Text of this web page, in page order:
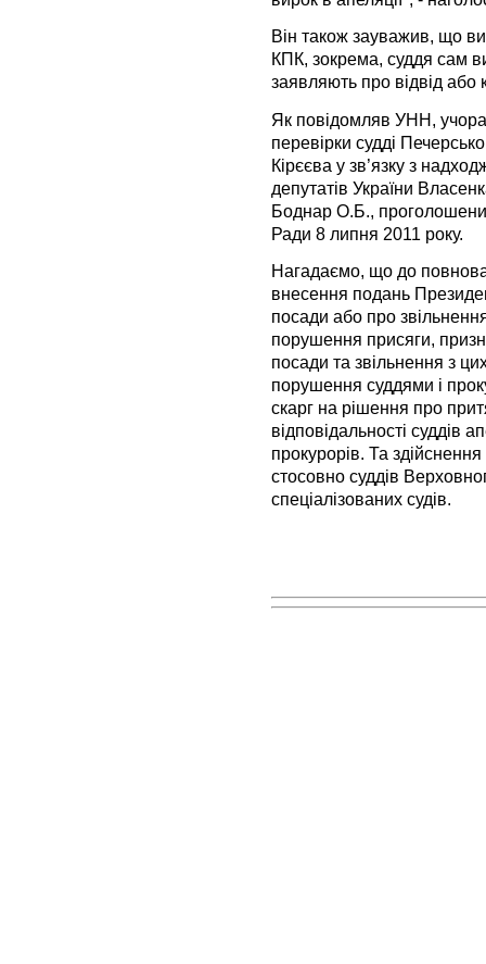
Він також зауважив, що
КПК, зокрема, суддя сам
заявляють про відвід або
Як повідомляв УНН,
перевірки судді
Кірєєва у зв’язку з
депутатів України
Боднар О.Б.,
Ради 8 липня 2011 року.
Нагадаємо, що до
внесення подань
посади або про
порушення присяги,
посади та звільнення з
порушення суддями і
скарг на рішення про
відповідальності суддів
прокурорів. Та
стосовно суддів
спеціалізованих судів.